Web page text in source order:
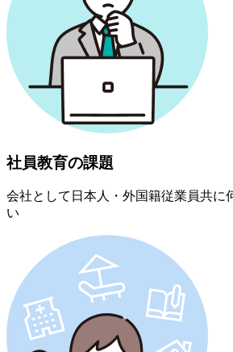
社員教育の課題
会社として日本人・外国籍従業員共に
い